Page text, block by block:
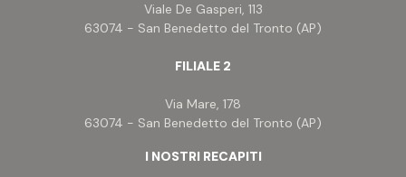
Viale De Gasperi, 113
63074 - San Benedetto del Tronto (AP)
FILIALE 2
Via Mare, 178
63074 - San Benedetto del Tronto (AP)
I NOSTRI RECAPITI